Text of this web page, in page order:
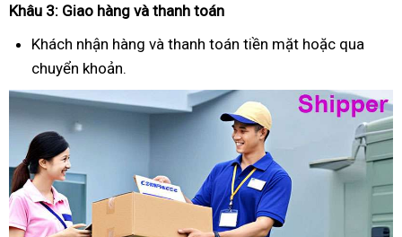
Khâu 3: Giao hàng và thanh toán
Khách nhận hàng và thanh toán tiền mặt hoặc qua
chuyển khoản.